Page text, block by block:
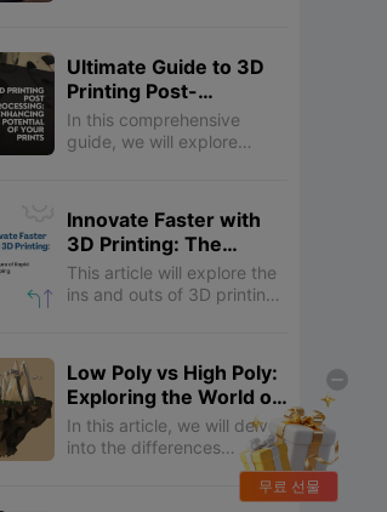
preparations to the final
touches.
Ultimate Guide to 3D
Printing Post-
Processing: Tips for
Perfect Finishes
In this comprehensive
guide, we will explore
allowing you to achieve
smoother surfaces,
improved mechanical
properties, enhanced
Innovate Faster with
3D Printing: The
Future of Rapid
Prototyping
This article will explore the
ins and outs of 3D printing
Low Poly vs High Poly:
Exploring the World of
3D Modeling
In this article, we will delve
into the differences
between low poly and high
poly models, explore their무료 선물